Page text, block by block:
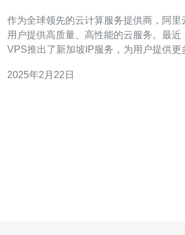
作为全球领先的云计算服务提供商，阿里
用户提供高质量、高性能的云服务。最近
VPS推出了新加坡IP服务，为用户提供更
访问位于不同地理位置的服务器。为了满
2025年2月22日